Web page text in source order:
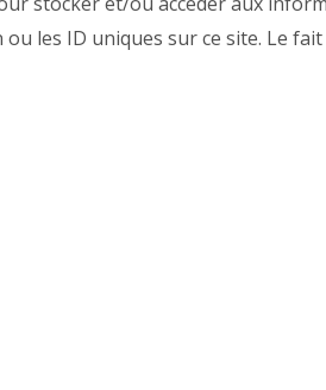
les ID uniques sur ce site. Le